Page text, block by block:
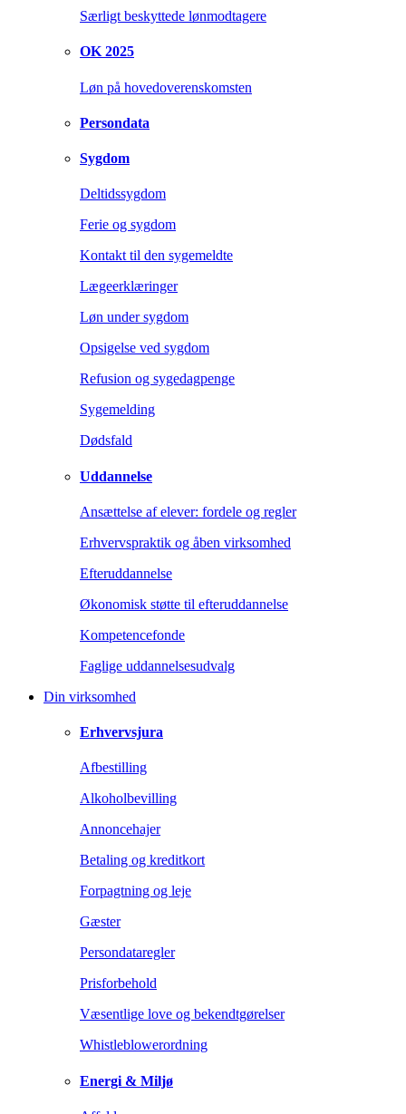
Særligt beskyttede lønmodtagere
OK 2025
Løn på hovedoverenskomsten
Persondata
Sygdom
Deltidssygdom
Ferie og sygdom
Kontakt til den sygemeldte
Lægeerklæringer
Løn under sygdom
Opsigelse ved sygdom
Refusion og sygedagpenge
Sygemelding
Dødsfald
Uddannelse
Ansættelse af elever: fordele og regler
Erhvervspraktik og åben virksomhed
Efteruddannelse
Økonomisk støtte til efteruddannelse
Kompetencefonde
Faglige uddannelsesudvalg
Din virksomhed
Erhvervsjura
Afbestilling
Alkoholbevilling
Annoncehajer
Betaling og kreditkort
Forpagtning og leje
Gæster
Persondataregler
Prisforbehold
Væsentlige love og bekendtgørelser
Whistleblowerordning
Energi & Miljø